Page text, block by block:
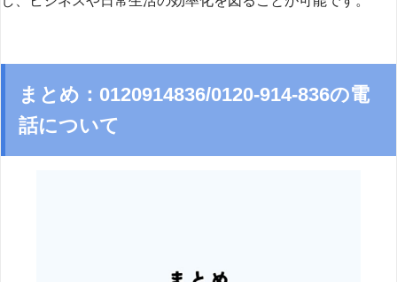
まとめ：0120914836/0120-914-836の電
話について